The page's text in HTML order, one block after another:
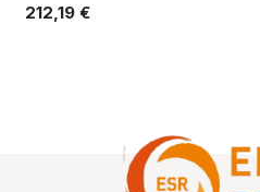
212,19 €